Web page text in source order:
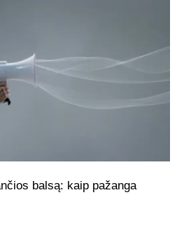
balsą: kaip pažanga